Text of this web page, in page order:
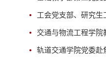
工会党支部、研究生
交通与物流工程学
轨道交通学院党委赴